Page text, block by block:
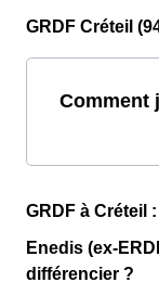
GRDF Créteil
Comment
GRDF à Créteil
Enedis (ex-
différencier ?